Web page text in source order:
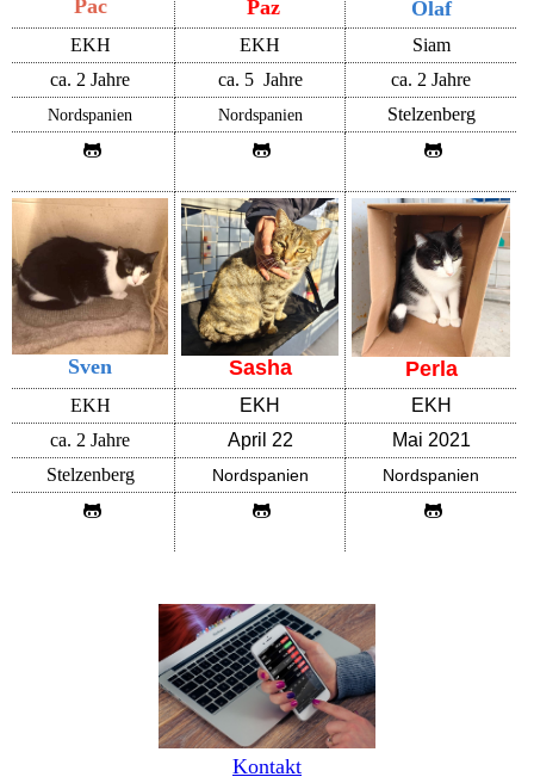
Pac Paz Olaf
EKH EKH
Siam
ca. 2 Jahre
ca. 5 Jahre ca. 2 Jahre
Nordspanien Nordspanien Stelzenberg
Sven Sasha Perla
EKH EKH
EKH
ca. 2 Jahre
April 22
Mai 2021
Stelzenberg
Nordspanien Nordspanien
Kontakt